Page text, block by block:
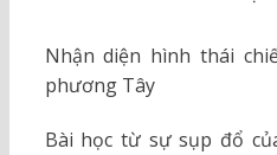
Nhận diện hình thái
phương Tây
Bài học từ sự sụp đổ